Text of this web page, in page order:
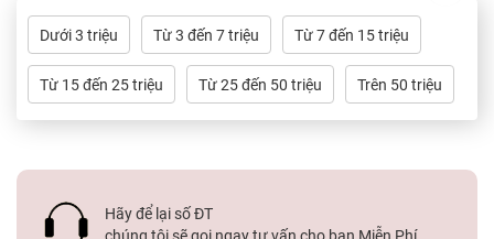
Dưới 3 triệu Từ 3 đến 7 triệu Từ 7 đến 15 triệu
Từ 15 đến 25 triệu Từ 25 đến 50 triệu Trên 50 triệu
Hãy để lại số ĐT